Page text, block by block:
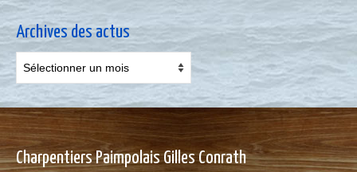
Archives des actus
des
actus
Charpentiers Paimpolais Gilles Conrath